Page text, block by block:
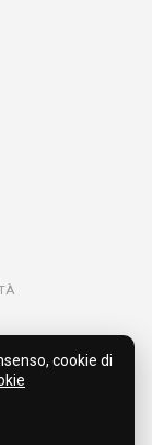
cookie di